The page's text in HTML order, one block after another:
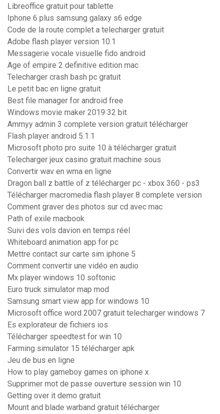
Libreoffice gratuit pour tablette
Iphone 6 plus samsung galaxy s6 edge
Code de la route complet a telecharger gratuit
Adobe flash player version 10.1
Messagerie vocale visuelle fido android
Age of empire 2 definitive edition mac
Telecharger crash bash pc gratuit
Le petit bac en ligne gratuit
Best file manager for android free
Windows movie maker 2019 32 bit
Ammyy admin 3 complete version gratuit télécharger
Flash player android 5.1.1
Microsoft photo pro suite 10 à télécharger gratuit
Telecharger jeux casino gratuit machine sous
Convertir wav en wma en ligne
Dragon ball z battle of z télécharger pc - xbox 360 - ps3
Télécharger macromedia flash player 8 complete version
Comment graver des photos sur cd avec mac
Path of exile macbook
Suivi des vols davion en temps réel
Whiteboard animation app for pc
Mettre contact sur carte sim iphone 5
Comment convertir une vidéo en audio
Mx player windows 10 softonic
Euro truck simulator map mod
Samsung smart view app for windows 10
Microsoft office word 2007 gratuit telecharger windows 7
Es explorateur de fichiers ios
Télécharger speedtest for win 10
Farming simulator 15 télécharger apk
Jeu de bus en ligne
How to play gameboy games on iphone x
Supprimer mot de passe ouverture session win 10
Getting over it demo gratuit
Mount and blade warband gratuit télécharger